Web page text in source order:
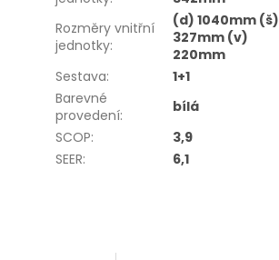
Rozměry vnitřní
jednotky:
(d) 1040mm (š)
327mm (v)
220mm
Sestava:
1+1
Barevné
provedení:
bílá
SCOP:
3,9
SEER: 6,1